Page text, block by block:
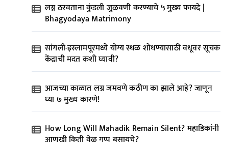
लग्न ठरवताना कुंडली जुळवणी करण्याचे ५ मुख्य फायदे |
Bhagyodaya Matrimony
सांगली-इस्लामपूरमध्ये योग्य स्थळ शोधण्यासाठी वधूवर सूचक
केंद्राची मदत कशी घ्यावी?
आजच्या काळात लग्न जमवणे कठीण का झाले आहे? जाणून
घ्या ७ मुख्य कारणे!
How Long Will Mahadik Remain Silent? महाडिकांनी
आणखी किती वेळ गप्प बसायचे?